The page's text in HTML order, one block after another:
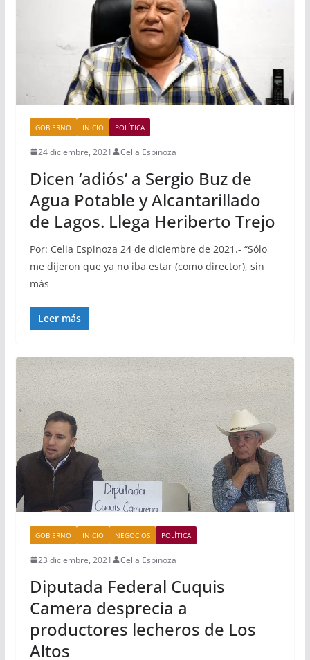
GOBIERNO INICIO POLÍTICA
24 diciembre, 2021 Celia Espinoza
Dicen ‘adiós’ a Sergio Buz de
Agua Potable y Alcantarillado
de Lagos. Llega Heriberto Trejo
Por: Celia Espinoza 24 de diciembre de 2021.- “Sólo
me dijeron que ya no iba estar (como director), sin
más
Leer más
GOBIERNO INICIO NEGOCIOS POLÍTICA
23 diciembre, 2021 Celia Espinoza
Diputada Federal Cuquis
Camera desprecia a
productores lecheros de Los
Altos